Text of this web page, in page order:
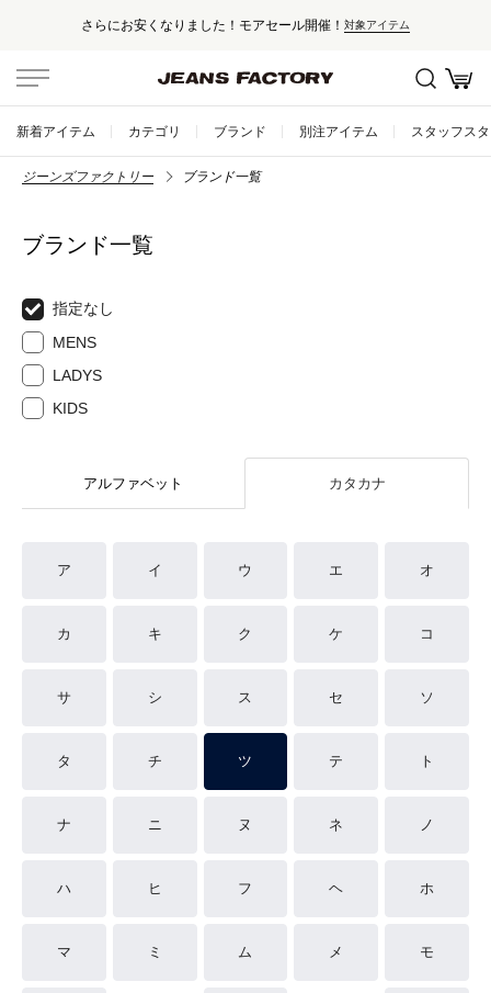
さらにお安くなりました！モアセール開催！ 対象アイテム
新着アイテム カテゴリ ブランド 別注アイテム スタッフス
ジーンズファクトリー ブランド一覧
ブランド一覧
指定なし
MENS
LADYS
KIDS
アルファベット カタカナ
ア イ ウ エ オ
カ キ ク ケ コ
サ シ ス セ ソ
タ チ ツ テ ト
ナ ニ ヌ ネ ノ
ハ ヒ フ ヘ ホ
マ ミ ム メ モ